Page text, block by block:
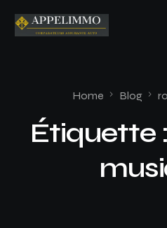
Home Blog
Étiquette :